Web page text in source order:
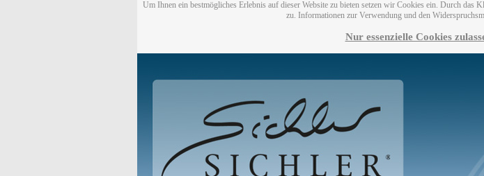
Um Ihnen ein bestmögliches Erlebnis auf dieser Website zu bieten setzen wir Cookies ein. Durch
zu. Informationen zur Verwendung und den
Nur essenzielle Cookies